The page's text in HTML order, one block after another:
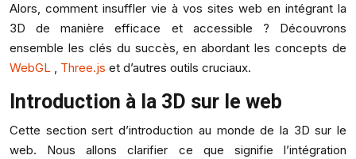
Alors, comment insuffler vie à vos sites web en intégrant la
3D de manière efficace et accessible ? Découvrons
ensemble les clés du succès, en abordant les concepts de
WebGL , Three.js et d’autres outils cruciaux.
Introduction à la 3D sur le web
Cette section sert d’introduction au monde de la 3D sur le
web. Nous allons clarifier ce que signifie l’intégration